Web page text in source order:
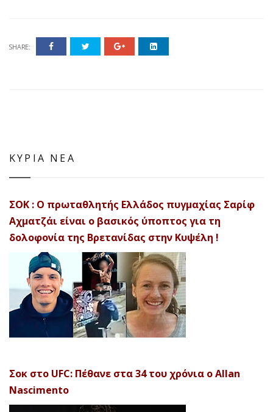
SHARE:
ΚΥΡΙΑ ΝΕΑ
ΣΟΚ : Ο πρωταθλητής Ελλάδος πυγμαχίας Σαρίφ
Αχματζάι είναι ο βασικός ύποπτος για τη
δολοφονία της Βρετανίδας στην Κυψέλη !
Σοκ στο UFC: Πέθανε στα 34 του χρόνια ο Allan
Nascimento